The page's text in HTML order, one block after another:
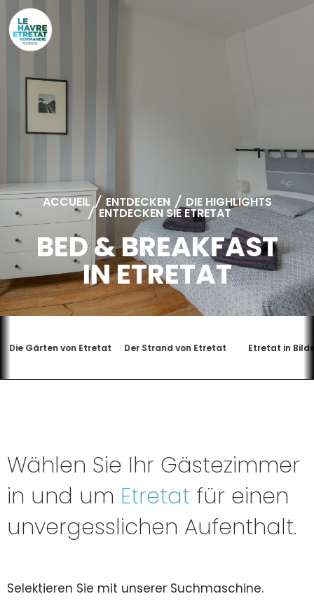
ACCUEIL / ENTDECKEN / DIE HIGHLIGHTS
/ ENTDECKEN SIE ETRETAT
BED & BREAKFAST
IN ETRETAT
Die Gärten von Etretat Der Strand von Etretat Etretat in
Wählen Sie Ihr Gästezimmer
in und um Etretat für einen
unvergesslichen Aufenthalt.
Selektieren Sie mit unserer Suchmaschine.
Cookies management panel